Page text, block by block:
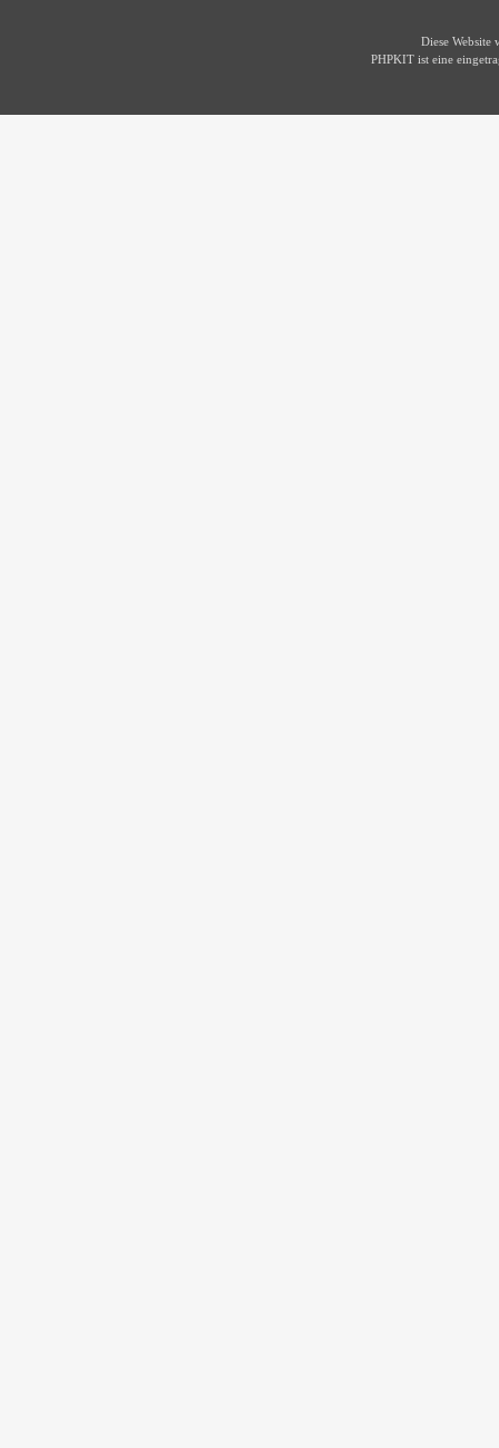
Diese Website
PHPKIT ist eine